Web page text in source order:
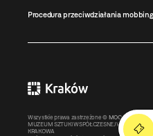
Procedura przeciwdziałania
Wszystkie prawa zastrzeżone © MOCAK2011-2026
MUZEUM SZTUKI WSPÓŁCZESNEJ W
KRAKOWA